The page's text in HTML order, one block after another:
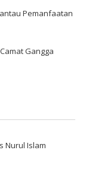
Pemanfaatan
Gangga
Nurul Islam